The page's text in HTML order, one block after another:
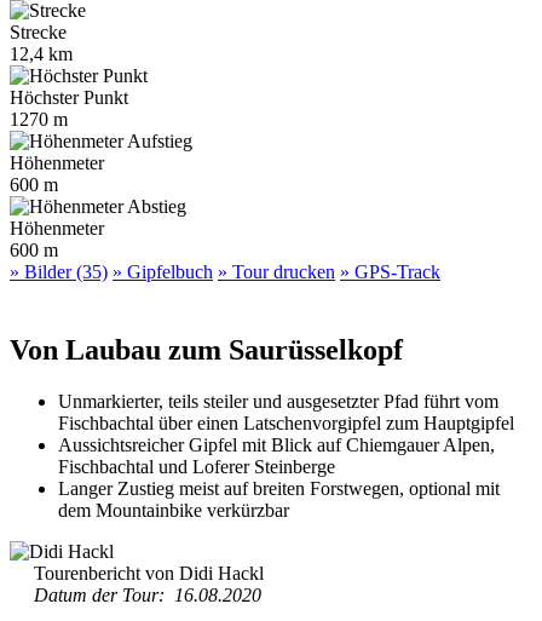
Strecke
12,4 km
Höchster Punkt
1270 m
Höhenmeter
600 m
Höhenmeter
600 m
» Bilder (35) » Gipfelbuch » Tour drucken » GPS-Track
Von Laubau zum Saurüsselkopf
Unmarkierter, teils steiler und ausgesetzter Pfad führt vom
Fischbachtal über einen Latschenvorgipfel zum Hauptgipfel
Aussichtsreicher Gipfel mit Blick auf Chiemgauer Alpen,
Fischbachtal und Loferer Steinberge
Langer Zustieg meist auf breiten Forstwegen, optional mit
dem Mountainbike verkürzbar
Tourenbericht von Didi Hackl
Datum der Tour: 16.08.2020